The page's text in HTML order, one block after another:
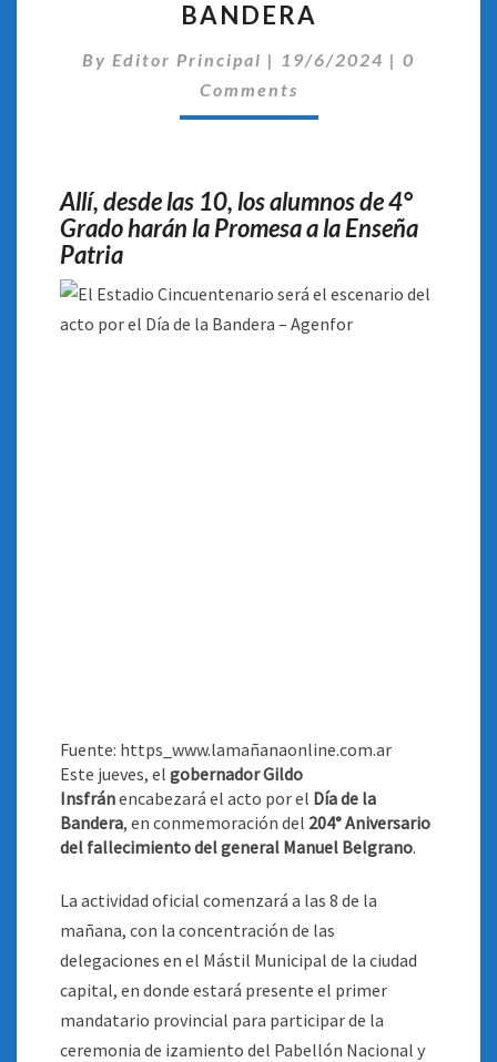
ESCENARIO
ESTE
JUEVES
DEL
DE
LA
BANDERA
By Editor Principal | 19/6/2024 | 0
Comments
Allí, desde las 10, los alumnos de 4°
Grado harán la Promesa a la Enseña
Patria
Fuente: https_www.lamañanaonline.com.ar
Este jueves, el gobernador Gildo
Insfránencabezará el acto por el Día de la
Bandera, en conmemoración del 204° Aniversario
del fallecimiento del general Manuel Belgrano.
La actividad oficial comenzará a las 8 de la
mañana, con la concentración de las
delegaciones en el Mástil Municipal de la ciudad
capital, en donde estará presente el primer
mandatario provincial para participar de la
ceremonia de izamiento del Pabellón Nacional y